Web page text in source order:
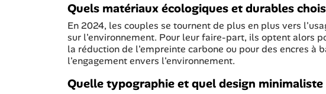
Quels matériaux écologiques et durables
En 2024, les couples se tournent de plus en plus vers
sur l'environnement. Pour leur faire-part, ils optent alors
la réduction de l'empreinte carbone ou pour des encres à
l'engagement envers l'environnement.
Quelle typographie et quel design